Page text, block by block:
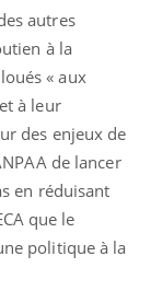
autres
à la
« aux
à leur
des enjeux de
de lancer
en réduisant
que le
politique à la